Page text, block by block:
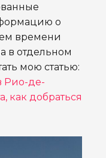
о
времени
в отдельном
мою статью:
Рио-де-
как добраться